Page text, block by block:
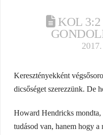
KOL 3:2
Keresztényekként
dicsőséget szerezzünk. De
Howard Hendricks mondta,
tudásod van, hanem hogy